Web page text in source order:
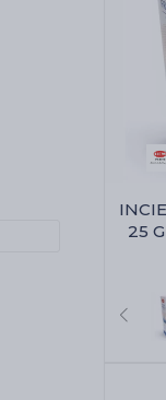
25